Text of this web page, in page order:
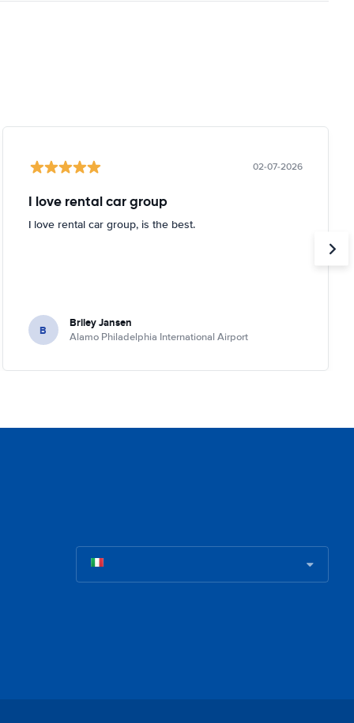
02-07-2026
I love rental car group
I love rental car group, is the best.
B Briley Jansen
Alamo Philadelphia International Airport